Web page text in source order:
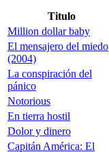
Titulo
Million dollar baby
El mensajero del miedo
(2004)
La conspiración del
pánico
Notorious
En tierra hostil
Dolor y dinero
Capitán América: El